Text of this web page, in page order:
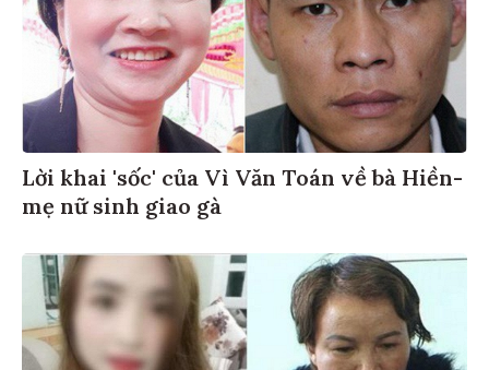
Lời khai 'sốc' của Vì Văn Toán về bà Hiền-
mẹ nữ sinh giao gà